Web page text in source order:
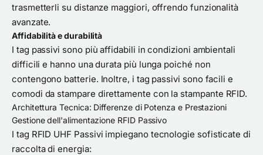
trasmetterli su distanze maggiori, offrendo funzionalità
avanzate.
Affidabilità e durabilità
I tag passivi sono più affidabili in condizioni ambientali
difficili e hanno una durata più lunga poiché non
contengono batterie. Inoltre, i tag passivi sono facili e
comodi da stampare direttamente con la stampante RFID.
Architettura Tecnica: Differenze di Potenza e Prestazioni
Gestione dell'alimentazione RFID Passivo
I tag RFID UHF Passivi impiegano tecnologie sofisticate di
raccolta di energia: